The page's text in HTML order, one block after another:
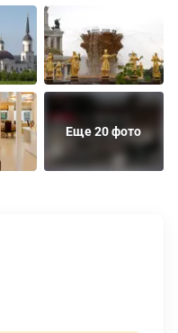
Еще 20 фото